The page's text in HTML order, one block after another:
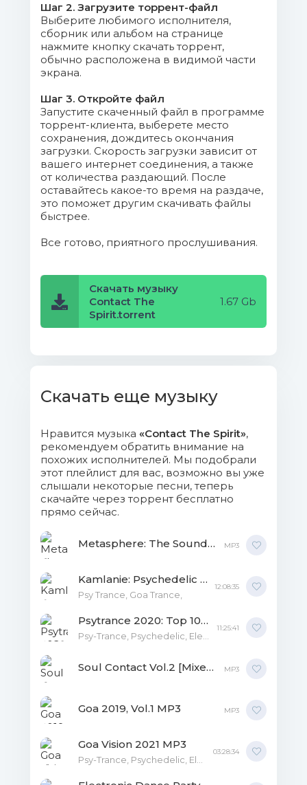
008. Kanobi - Evolving Planet
(Original Mix).mp3 (18.38 Mb)
010. Material Music - Psychedelic
Trance Dance Area.mp3 (19.3 Mb)
011. Mimra - S T Moon (Original
Mix).mp3 (17.21 Mb)
012. Minimal Criminal Bruno - Spirit
(Original Mix).mp3 (17.88 Mb)
014. Raaisel - Birth.mp3 (15.5 Mb)
Order.mp3 (23.21 Mb)
016. Serjan - The Future Is Now
(Extended Mix).mp3 (16.03 Mb)
017. Shanti V Deedrah And
Timelock - The Source.mp3 (13.74 Mb)
018. Sixeightw0lf - Chaos
Theory.mp3 (9.63 Mb)
Discovery.mp3 (18.75 Mb)
020. Zyrus 7 - Aurora.mp3 (15.86
Mb)
021. Alternate Side -
Diffraction.mp3 (18.39 Mb)
Life.mp3 (20.07 Mb)
Шаг 2. Загрузите торрент-файл
Выберите любимого исполнителя,
сборник или альбом на странице
нажмите кнопку скачать торрент,
обычно расположена в видимой части
экрана.
Шаг 3. Откройте файл
Запустите скаченный файл в программе
торрент-клиента, выберете место
сохранения, дождитесь окончания
загрузки. Скорость загрузки зависит от
вашего интернет соединения, а также
от количества раздающий. После
оставайтесь какое-то время на раздаче,
это поможет другим скачивать файлы
быстрее.
Все готово, приятного прослушивания.
Скачать музыку
Contact The
Spirit.torrent
1.67 Gb
Скачать еще музыку
Нравится музыка «Contact The Spirit»,
рекомендуем обратить внимание на
похожих исполнителей. Мы подобрали
этот плейлист для вас, возможно вы уже
слышали некоторые песни, теперь
скачайте через торрент бесплатно
прямо сейчас.
Metasphere: The Sound Of Psychedelic Trance MP3 MP3
Kamlanie: Psychedelic Trance MP3
Psy Trance, Goa Trance,
12:08:35
Psytrance 2020: Top 100 Hits DJ Mix MP3
11:25:41
Soul Contact Vol.2 [Mixed by Sam Laxton] MP3 MP3
Goa 2019, Vol.1 MP3 MP3
Goa Vision 2021 MP3
03:28:34